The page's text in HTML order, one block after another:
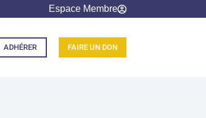
Espace Membre
ADHÉRER FAIRE UN DON